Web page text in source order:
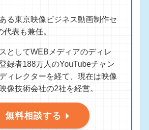
る東京映像ビジネス動画制作セ
代表も兼任。
としてWEBメディアのディレ
録者188万人のYouTubeチャン
ィレクターを経て、現在は映像
像技術会社の2社を経営。
無料相談する